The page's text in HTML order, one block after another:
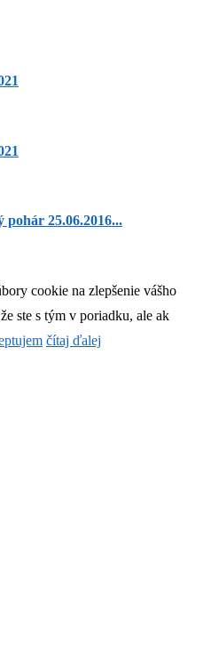
pohár 25.06.2016...
cookie na zlepšenie vášho
ste s tým v poriadku, ale ak
čítaj ďalej